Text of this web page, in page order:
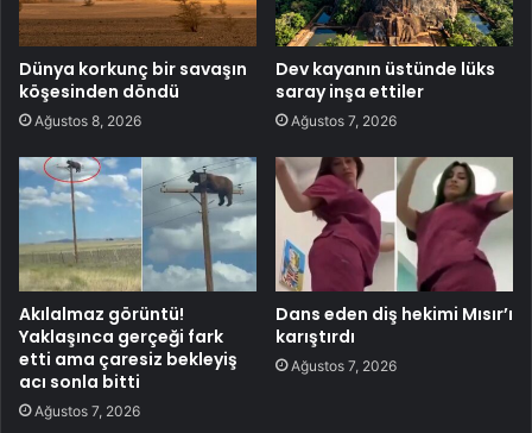
Dünya korkunç bir savaşın
köşesinden döndü
Ağustos 8, 2026
Dev kayanın üstünde lüks
saray inşa ettiler
Ağustos 7, 2026
Akılalmaz görüntü!
Yaklaşınca gerçeği fark
etti ama çaresiz bekleyiş
acı sonla bitti
Ağustos 7, 2026
Dans eden diş hekimi Mısır’ı
karıştırdı
Ağustos 7, 2026